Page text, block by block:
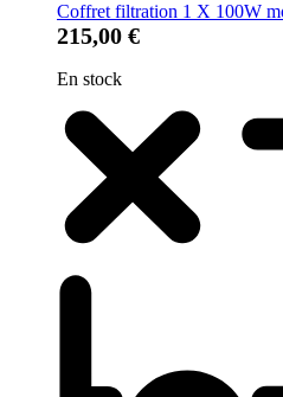
Coffret filtration 1 X 100W
215,00 €
En stock